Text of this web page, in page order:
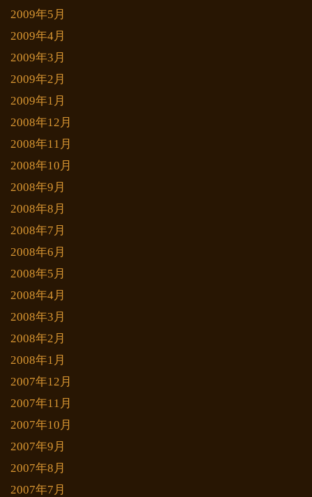
2009年5月
2009年4月
2009年3月
2009年2月
2009年1月
2008年12月
2008年11月
2008年10月
2008年9月
2008年8月
2008年7月
2008年6月
2008年5月
2008年4月
2008年3月
2008年2月
2008年1月
2007年12月
2007年11月
2007年10月
2007年9月
2007年8月
2007年7月